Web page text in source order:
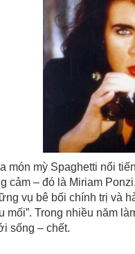
món mỳ Spaghetti nổi
cảm – đó là Miriam
vụ bê bối chính trị và
mối”. Trong nhiều năm
sống – chết.